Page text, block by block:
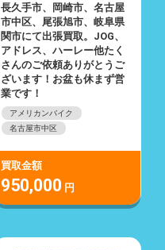
長久手市、岡崎市、名古屋
市中区、尾張旭市、岐阜県
関市にて出張買取。JOG、
アドレス、ハーレー他たく
さんのご依頼ありがとうご
ざいます！お盆も休まず営
業です！
アメリカンバイク
名古屋市中区
買取金額
950,000 円